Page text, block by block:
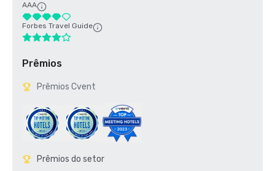
AAA
Forbes Travel Guide
Prêmios
Prêmios Cvent
Prêmios do setor